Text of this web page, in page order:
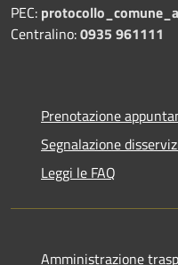
PEC:
Centralino:0935 961111
Prenotazione
Segnalazione
Leggi le FAQ
Amministrazione